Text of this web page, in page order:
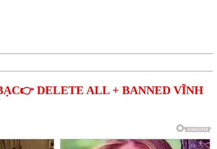
DELETE ALL + BANNED VĨNH